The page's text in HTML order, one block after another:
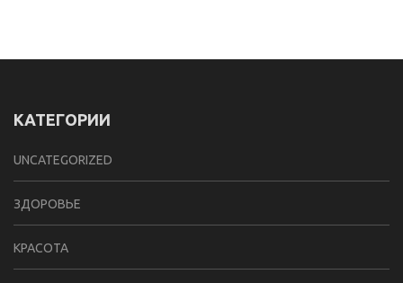
КАТЕГОРИИ
UNCATEGORIZED
ЗДОРОВЬЕ
КРАСОТА